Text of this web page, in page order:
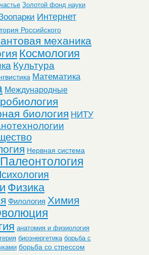
Золотой фонд науки
Интернет
Российского
механика
Космология
Культура
Математика
Международные
биология НИТУ
Нервная система
Палеонтология
Физика
Филология Химия
анатомия и физиология
биоэнергетика борьба с
борьба со стрессом